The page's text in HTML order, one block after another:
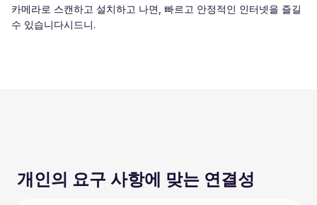
카메라로 스캔하고 설치하고 나면, 빠르고 안정적인 인터넷을 즐길
수 있습니다시드니.
개인의 요구 사항에 맞는 연결성